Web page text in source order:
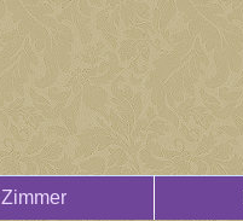
Zimmer